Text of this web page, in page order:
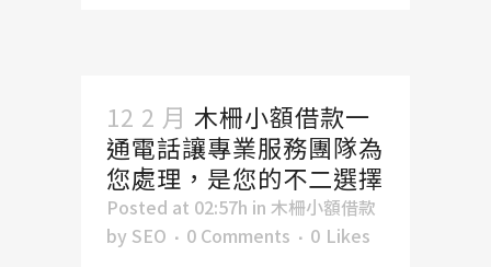
12 2 月 木柵小額借款一
通電話讓專業服務團隊為
您處理，是您的不二選擇
Posted at 02:57h in 木柵小額借款
by SEO 0 Comments 0 Likes